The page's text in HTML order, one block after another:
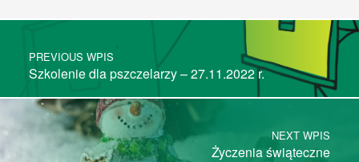
Post navigation
PREVIOUS WPIS
Szkolenie dla pszczelarzy – 27.11.2022 r.
NEXT WPIS
Życzenia świąteczne